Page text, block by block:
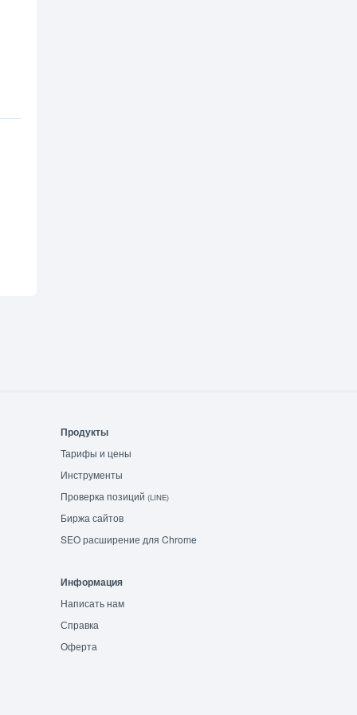
Продукты
Тарифы и цены
Инструменты
Проверка позиций (LINE)
Биржа сайтов
SEO расширение для Chrome
Информация
Написать нам
Справка
Оферта